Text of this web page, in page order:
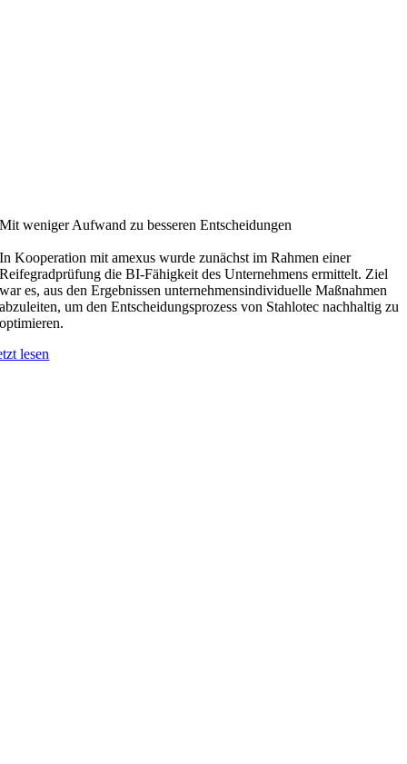
Mit weniger Aufwand zu besseren Entscheidungen
In Kooperation mit amexus wurde zunächst im Rahmen einer
Reifegradprüfung die BI-Fähigkeit des Unternehmens ermittelt. Ziel
war es, aus den Ergebnissen unternehmensindividuelle Maßnahmen
abzuleiten, um den Entscheidungsprozess von Stahlotec nachhaltig zu
optimieren.
lesen